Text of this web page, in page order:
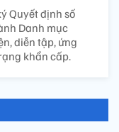
Quyết định số
Danh mục
diễn tập, ứng
khẩn cấp.